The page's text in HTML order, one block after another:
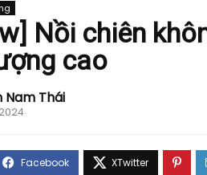
Nồi chiên
cao
Nam Thái